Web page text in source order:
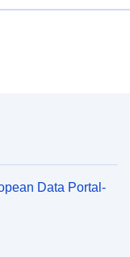
Data Portal-